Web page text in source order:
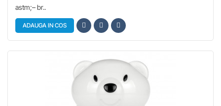
astm;– br..
ADAUGA IN COS